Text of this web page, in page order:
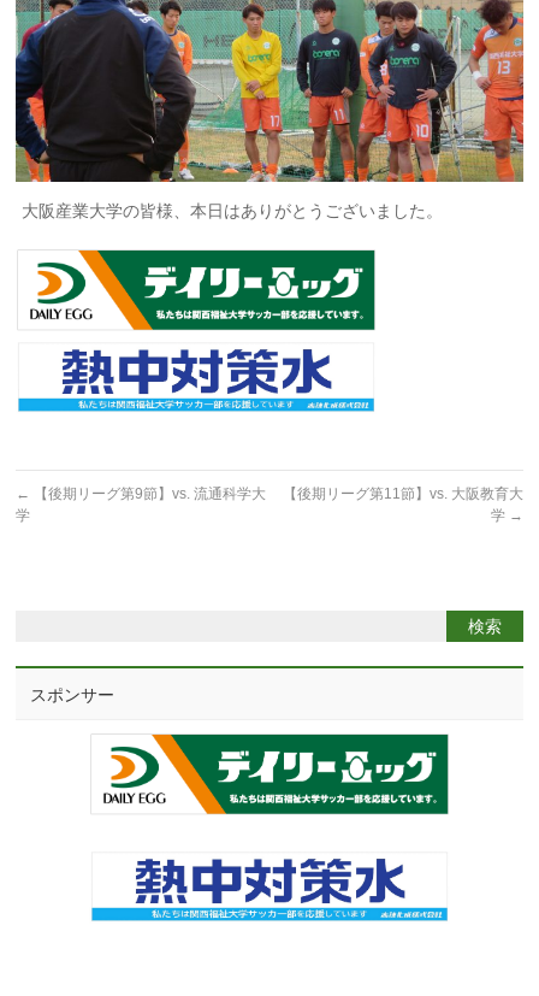
大阪産業大学の皆様、本日はありがとうございました。
←
【後期リーグ第9節】vs. 流通科学大
学
【後期リーグ第11節】vs. 大阪教育大
学 →
スポンサー